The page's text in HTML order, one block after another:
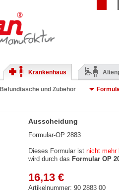
Krankenhaus
Befundtasche und Zubehör
Ausscheidung
Formular-OP 2883
Dieses Formular ist nicht mehr
wird durch das Formular OP
16,13 €
Artikelnummer: 90 2883 00